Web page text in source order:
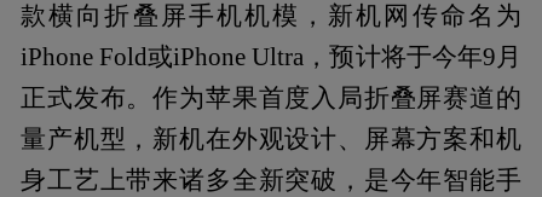
款横向折叠屏手机机模，新机网传命名为
iPhone Fold或iPhone Ultra，预计将于今年9月
正式发布。作为苹果首度入局折叠屏赛道的
量产机型，新机在外观设计、屏幕方案和机
身工艺上带来诸多全新突破，是今年智能手